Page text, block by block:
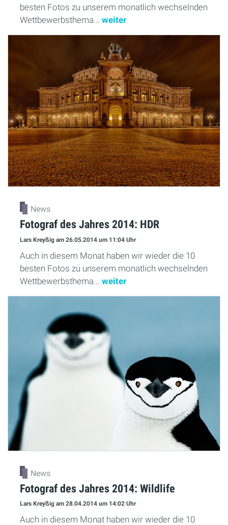
besten Fotos zu unserem monatlich wechselnden
Wettbewerbsthema... weiter
News
Fotograf des Jahres 2014: HDR
Lars Kreyßig am 26.05.2014 um 11:04 Uhr
Auch in diesem Monat haben wir wieder die 10
besten Fotos zu unserem monatlich wechselnden
Wettbewerbsthema... weiter
News
Fotograf des Jahres 2014: Wildlife
Lars Kreyßig am 28.04.2014 um 14:02 Uhr
Auch in diesem Monat haben wir wieder die 10